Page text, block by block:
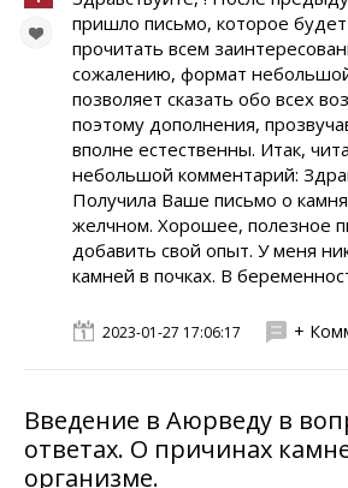
пришло письмо, которое
прочитать всем
сожалению, формат
позволяет сказать обо всех
поэтому дополнения,
вполне естественны. Итак,
небольшой комментарий:
Получила Ваше письмо о
желчном. Хорошее, полезное
добавить свой опыт. У меня
камней в почках. В
2023-01-27 17:06:17 +
Введение в Аюрведу в
ответах. О причинах
организме.